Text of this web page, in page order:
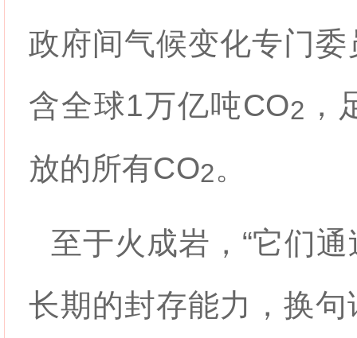
政府间气候变化专门
含全球1万亿吨CO2
放的所有CO2。
至于火成岩，“它们
长期的封存能力，换